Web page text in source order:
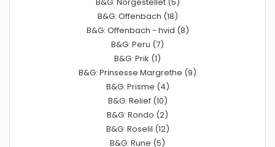
B&G: Offenbach (18)
B&G: Offenbach - hvid (8)
B&G: Peru (7)
B&G: Prik (1)
B&G: Prinsesse Margrethe (9)
B&G: Prisme (4)
B&G: Relief (10)
B&G: Rondo (2)
B&G: Roselil (12)
B&G: Rune (5)